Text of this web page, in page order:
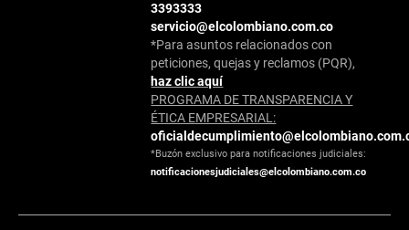
3393333
servicio@elcolombiano.com.co
*Para asuntos relacionados con
peticiones, quejas y reclamos (PQR),
haz clic aquí
PROGRAMA DE TRANSPARENCIA Y
ÉTICA EMPRESARIAL:
*Buzón exclusivo para notificaciones judiciales:
notificacionesjudiciales@elcolombiano.com.co